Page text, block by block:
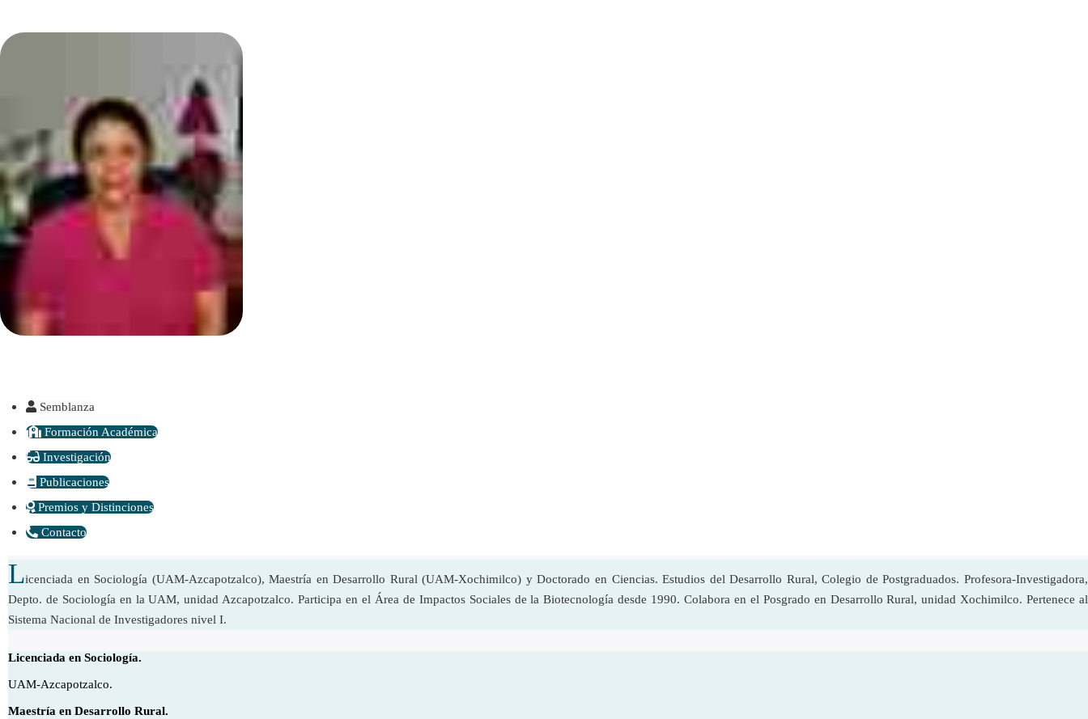
Semblanza
Formación Académica
Investigación
Publicaciones
Premios y Distinciones
Contacto
Licenciada en Sociología (UAM-Azcapotzalco), Maestría en Desarrollo Rural (UAM-Xochimilco) y Doctorado en Ciencias. Estudios del Desarrollo Rural, Colegio de Postgraduados. Profesora-Investigadora,
Depto. de Sociología en la UAM, unidad Azcapotzalco. Participa en el Área de Impactos Sociales de la Biotecnología desde 1990. Colabora en el Posgrado en Desarrollo Rural, unidad Xochimilco. Pertenece al
Sistema Nacional de Investigadores nivel I.
Licenciada en Sociología.
UAM-Azcapotzalco.
Maestría en Desarrollo Rural.